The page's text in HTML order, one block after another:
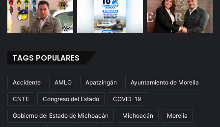
TAGS POPULARES
Accidente AMLO Apatzingán Ayuntamiento de Morelia
CNTE Congreso del Estado COVID-19
Gobierno del Estado de Michoacán Michoacán Morelia